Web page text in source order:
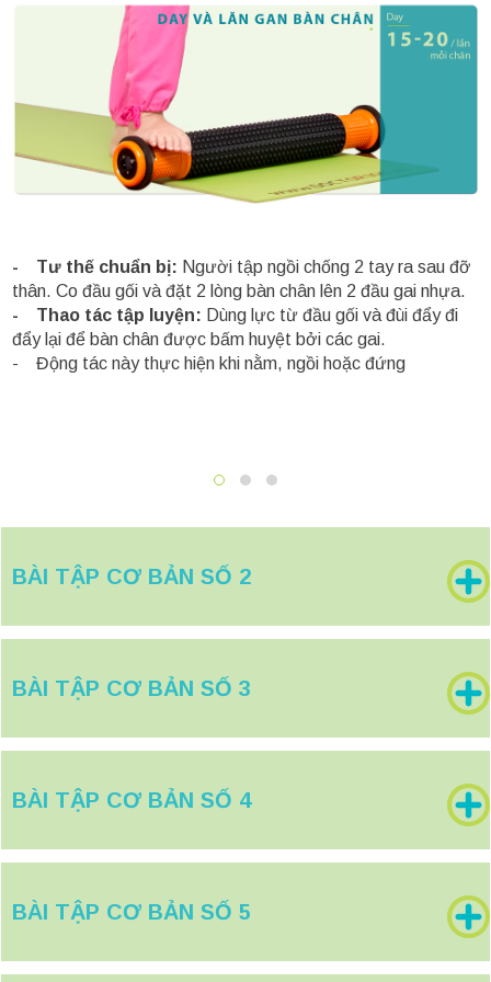
- Tư thế chuẩn bị: Người tập ngồi chống 2 tay ra sau đỡ
thân. Co đầu gối và đặt 2 lòng bàn chân lên 2 đầu gai nhựa.
- Thao tác tập luyện: Dùng lực từ đầu gối và đùi đẩy đi
đẩy lại để bàn chân được bấm huyệt bởi các gai.
- Động tác này thực hiện khi nằm, ngồi hoặc đứng
BÀI TẬP CƠ BẢN SỐ 2
BÀI TẬP CƠ BẢN SỐ 3
BÀI TẬP CƠ BẢN SỐ 4
BÀI TẬP CƠ BẢN SỐ 5